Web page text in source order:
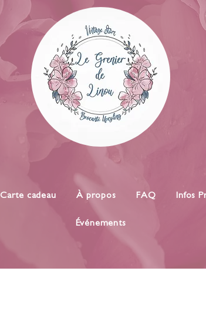
Carte cadeau À propos FAQ Infos
Événements